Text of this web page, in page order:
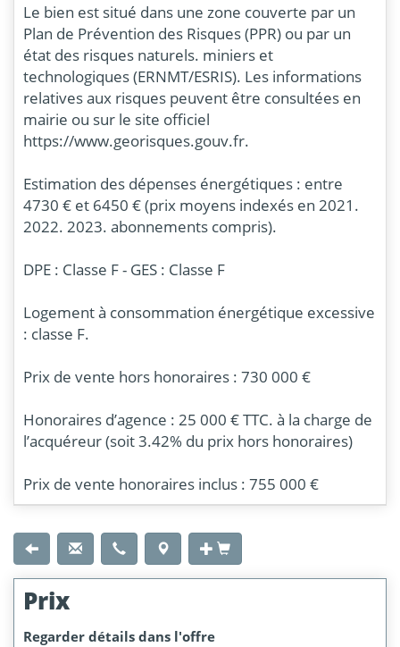
Le bien est situé dans une zone couverte par un
Plan de Prévention des Risques (PPR) ou par un
état des risques naturels. miniers et
technologiques (ERNMT/ESRIS). Les informations
relatives aux risques peuvent être consultées en
mairie ou sur le site officiel
https://www.georisques.gouv.fr.
Estimation des dépenses énergétiques : entre
4730 € et 6450 € (prix moyens indexés en 2021.
2022. 2023. abonnements compris).
DPE : Classe F - GES : Classe F
Logement à consommation énergétique excessive
: classe F.
Prix de vente hors honoraires : 730 000 €
Honoraires d’agence : 25 000 € TTC. à la charge de
l’acquéreur (soit 3.42% du prix hors honoraires)
Prix de vente honoraires inclus : 755 000 €
Prix
Regarder détails dans l'offre